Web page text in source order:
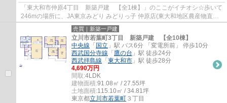
「東大和市仲原4丁目 新築戸建 【全1棟】」のここがイチオシ☆歩いて
246mの場所に、JA東京みどり みどりっ子 仲原店(東大和地区農産物直売
所)があります☆地球にも家庭にも優しい長期...
売買｜新築一戸建
立川市若葉町3丁目 新築戸建 【全10棟】
中央線 「 国立 」駅 バス6分 「変電所前」 停歩10分
西武国分寺線 「 鷹の台 」駅 徒歩24分
西武拝島線 「 東大和市 」駅 徒歩28分
4,690万円
間取:4LDK
建物面積:91.08㎡ / 27.55坪
土地面積:115.10㎡ / 34.81坪
東京都立川市若葉町 ３丁目